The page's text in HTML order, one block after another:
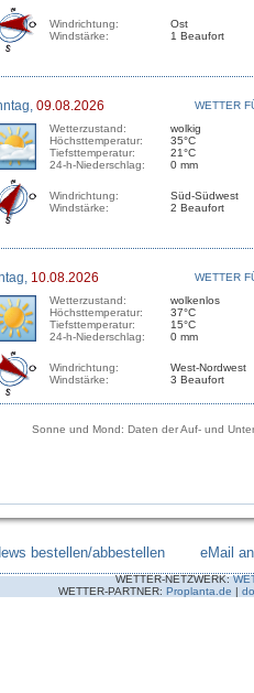
Windrichtung:
Windstärke:
Ost
1 Beaufort
09.08.2026
WETTER
Wetterzustand:
Höchsttemperatur:
Tiefsttemperatur:
24-h-Niederschlag:
wolkig
35°C
21°C
0 mm
Windrichtung:
Windstärke:
Süd-Südwest
2 Beaufort
10.08.2026
WETTER
Wetterzustand:
Höchsttemperatur:
Tiefsttemperatur:
24-h-Niederschlag:
wolkenlos
37°C
15°C
0 mm
Windrichtung:
Windstärke:
West-Nordwest
3 Beaufort
Sonne und Mond: Daten der Auf- und
bestellen/abbestellen eMail
WETTER-NETZWERK:
WETTER-PARTNER: Proplanta.de |